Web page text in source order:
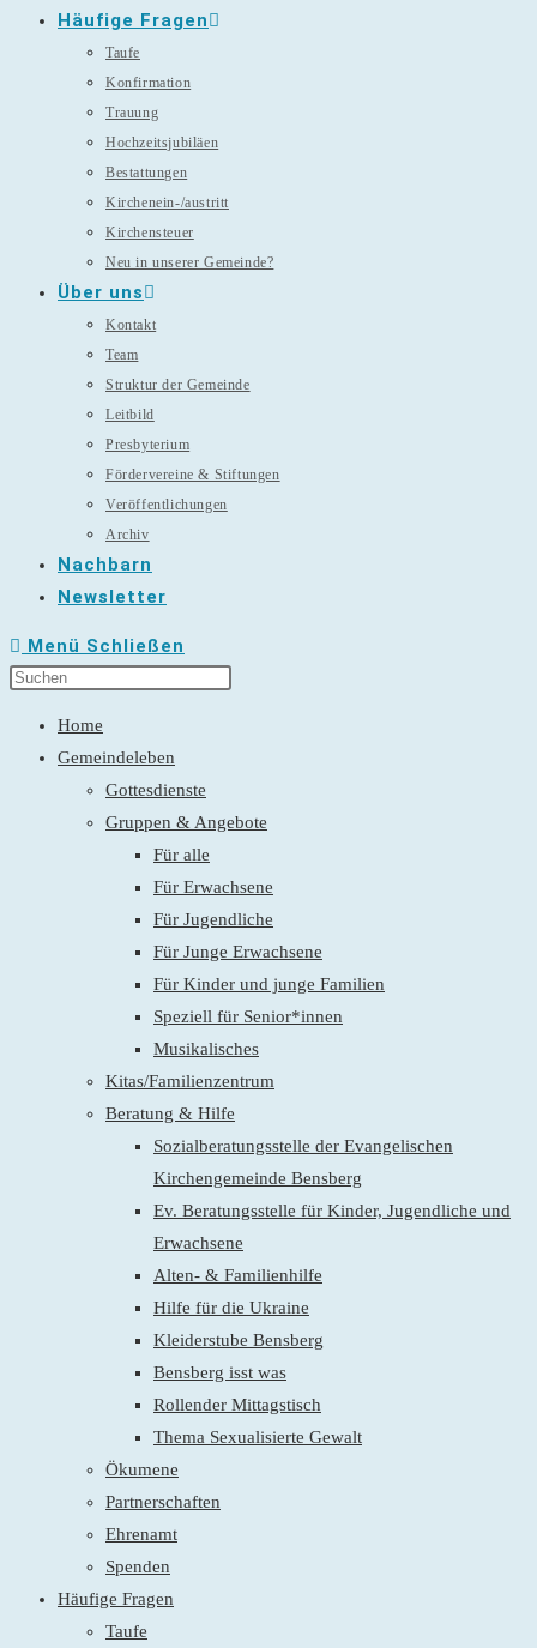
Häufige Fragen
Taufe
Konfirmation
Trauung
Hochzeitsjubiläen
Bestattungen
Kirchenein-/austritt
Kirchensteuer
Neu in unserer Gemeinde?
Über uns
Kontakt
Team
Struktur der Gemeinde
Leitbild
Presbyterium
Fördervereine & Stiftungen
Veröffentlichungen
Archiv
Nachbarn
Newsletter
Menü Schließen
Home
Gemeindeleben
Gottesdienste
Gruppen & Angebote
Für alle
Für Erwachsene
Für Jugendliche
Für Junge Erwachsene
Für Kinder und junge Familien
Speziell für Senior*innen
Musikalisches
Kitas/Familienzentrum
Beratung & Hilfe
Sozialberatungsstelle der Evangelischen
Kirchengemeinde Bensberg
Ev. Beratungsstelle für Kinder, Jugendliche und
Erwachsene
Alten- & Familienhilfe
Hilfe für die Ukraine
Kleiderstube Bensberg
Bensberg isst was
Rollender Mittagstisch
Thema Sexualisierte Gewalt
Ökumene
Partnerschaften
Ehrenamt
Spenden
Häufige Fragen
Taufe